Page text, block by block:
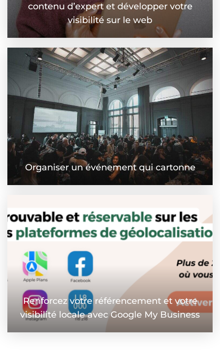
contenu d’expert et développer votre
visibilité sur le web
Organiser un événement qui cartonne
Renforcez votre référencement et votre
visibilité locale avec Google My Business